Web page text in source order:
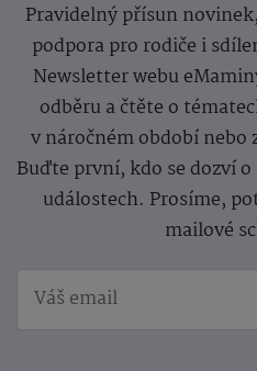
Pravidelný přísun
podpora pro rodiče i
Newsletter webu
odběru a čtěte o
v náročném období
Buďte první, kdo se dozví
událostech. Prosíme,
mailové